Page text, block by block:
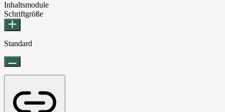
Inhaltsmodule
Schriftgröße
Standard